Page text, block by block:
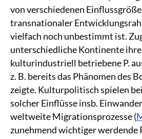
von verschiedenen
transnationaler
vielfach noch unbestimmt ist.
unterschiedliche Kontinente ihre
kulturindustriell betriebene P.
z. B. bereits das Phänomen des
zeigte. Kulturpolitisch spielen
solcher Einflüsse insb.
weltweite Migrationsprozesse (
zunehmend wichtiger werdende